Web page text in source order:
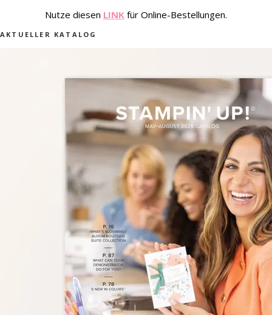
Nutze diesen LINK für Online-Bestellungen.
AKTUELLER KATALOG